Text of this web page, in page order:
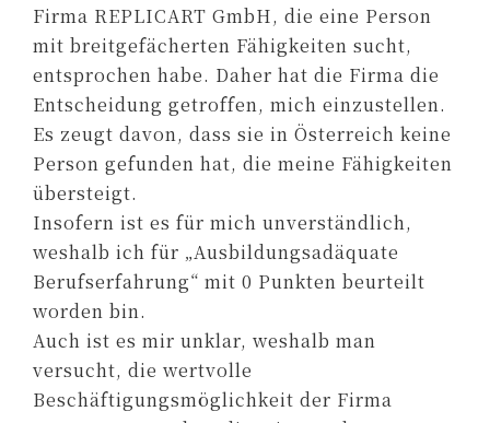
Firma REPLICART GmbH, die eine Person
mit breitgefächerten Fähigkeiten sucht,
entsprochen habe. Daher hat die Firma die
Entscheidung getroffen, mich einzustellen.
Es zeugt davon, dass sie in Österreich keine
Person gefunden hat, die meine Fähigkeiten
übersteigt.
Insofern ist es für mich unverständlich,
weshalb ich für „Ausbildungsadäquate
Berufserfahrung“ mit 0 Punkten beurteilt
worden bin.
Auch ist es mir unklar, weshalb man
versucht, die wertvolle
Beschäftigungsmöglichkeit der Firma